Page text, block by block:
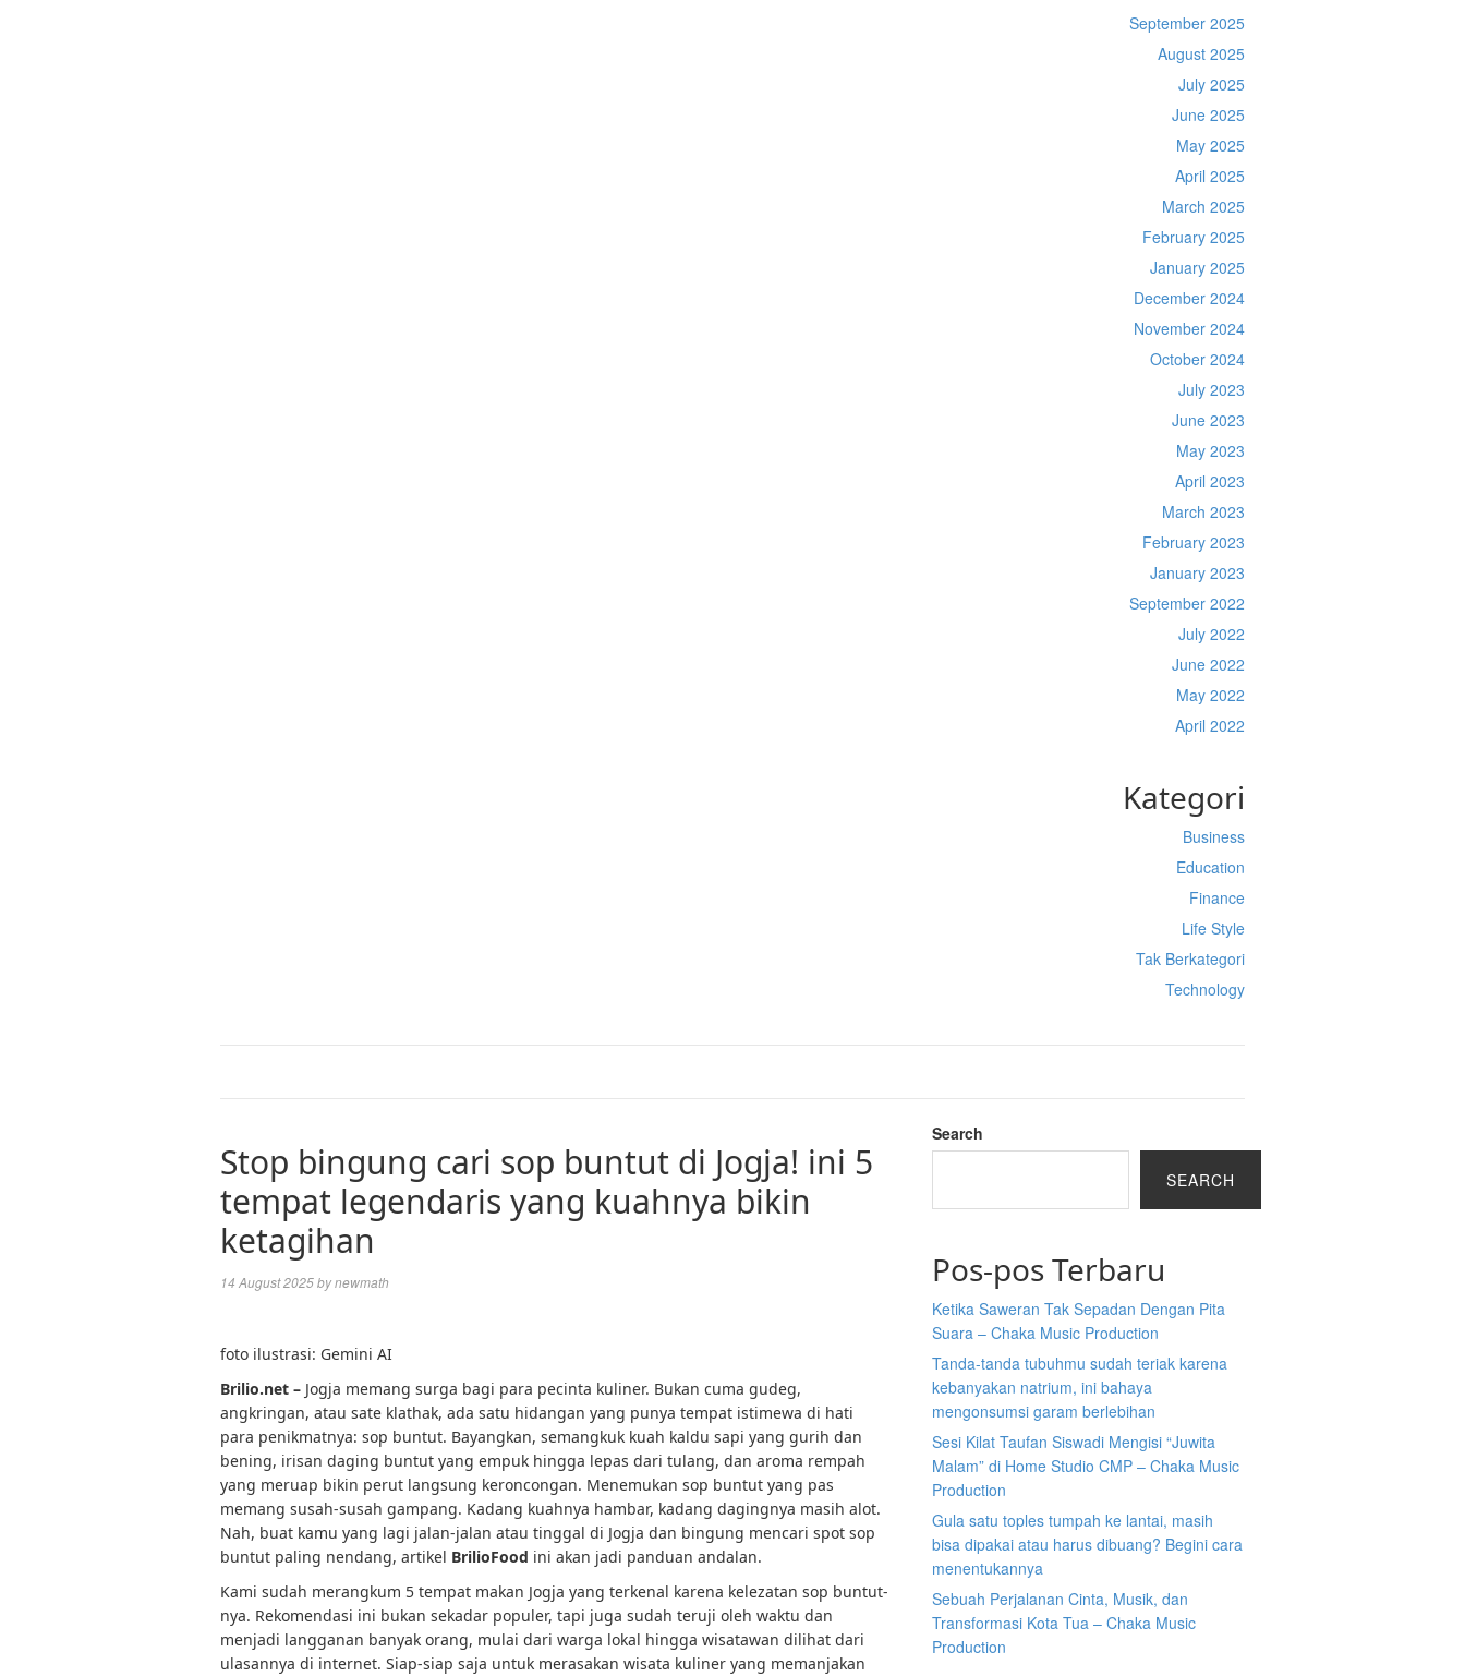
September 2025
August 2025
July 2025
June 2025
May 2025
April 2025
March 2025
February 2025
January 2025
December 2024
November 2024
October 2024
July 2023
June 2023
May 2023
April 2023
March 2023
February 2023
January 2023
September 2022
July 2022
June 2022
May 2022
April 2022
Kategori
Business
Education
Finance
Life Style
Tak Berkategori
Technology
Stop bingung cari sop buntut di Jogja! ini 5
tempat legendaris yang kuahnya bikin
ketagihan
14 August 2025bynewmath
foto ilustrasi: Gemini AI
Brilio.net – Jogja memang surga bagi para pecinta kuliner. Bukan cuma gudeg,
angkringan, atau sate klathak, ada satu hidangan yang punya tempat istimewa di hati
para penikmatnya: sop buntut. Bayangkan, semangkuk kuah kaldu sapi yang gurih dan
bening, irisan daging buntut yang empuk hingga lepas dari tulang, dan aroma rempah
yang meruap bikin perut langsung keroncongan. Menemukan sop buntut yang pas
memang susah-susah gampang. Kadang kuahnya hambar, kadang dagingnya masih alot.
Nah, buat kamu yang lagi jalan-jalan atau tinggal di Jogja dan bingung mencari spot sop
buntut paling nendang, artikel BrilioFood ini akan jadi panduan andalan.
Kami sudah merangkum 5 tempat makan Jogja yang terkenal karena kelezatan sop buntut-
nya. Rekomendasi ini bukan sekadar populer, tapi juga sudah teruji oleh waktu dan
menjadi langganan banyak orang, mulai dari warga lokal hingga wisatawan dilihat dari
ulasannya di internet. Siap-siap saja untuk merasakan wisata kuliner yang memanjakan
Search
SEARCH
Pos-pos Terbaru
Ketika Saweran Tak Sepadan Dengan Pita
Suara – Chaka Music Production
Tanda-tanda tubuhmu sudah teriak karena
kebanyakan natrium, ini bahaya
mengonsumsi garam berlebihan
Sesi Kilat Taufan Siswadi Mengisi “Juwita
Malam” di Home Studio CMP – Chaka Music
Production
Gula satu toples tumpah ke lantai, masih
bisa dipakai atau harus dibuang? Begini cara
menentukannya
Sebuah Perjalanan Cinta, Musik, dan
Transformasi Kota Tua – Chaka Music
Production